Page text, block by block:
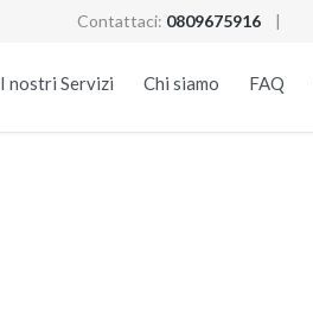
Contattaci: 0809675916 |
I nostri Servizi Chi siamo FAQ